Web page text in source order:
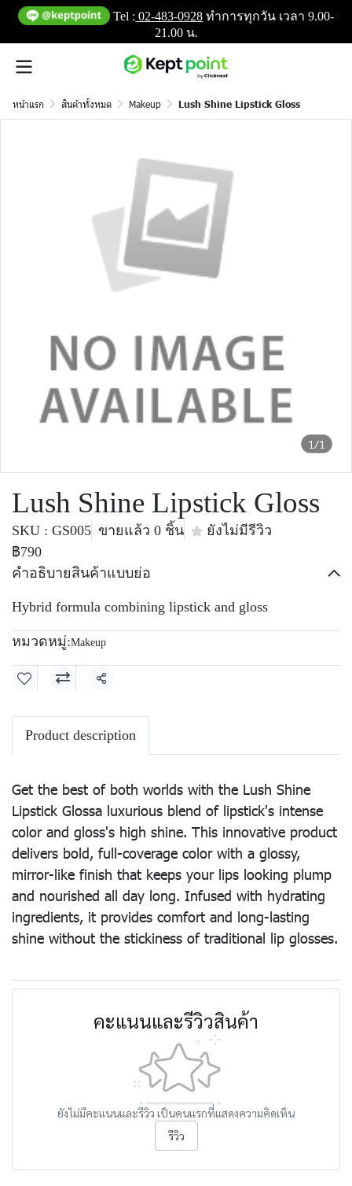
Tel : 02-483-0928 ทำการทุกวัน เวลา 9.00-
21.00 น.
หน้าแรก สินค้าทั้งหมด Makeup Lush Shine Lipstick Gloss
1/1
Lush Shine Lipstick Gloss
SKU : GS005 ขายแล้ว 0 ชิ้น
ยังไม่มีรีวิว
฿790
คำอธิบายสินค้าแบบย่อ
Hybrid formula combining lipstick and gloss
หมวดหมู่:Makeup
แชร์
Product description
Get the best of both worlds with the Lush Shine
Lipstick Glossa luxurious blend of lipstick's intense
color and gloss's high shine. This innovative product
delivers bold, full-coverage color with a glossy,
mirror-like finish that keeps your lips looking plump
and nourished all day long. Infused with hydrating
ingredients, it provides comfort and long-lasting
shine without the stickiness of traditional lip glosses.
คะแนนและรีวิวสินค้า
ยังไม่มีคะแนนและรีวิว เป็นคนแรกที่แสดงความคิดเห็น
รีวิว